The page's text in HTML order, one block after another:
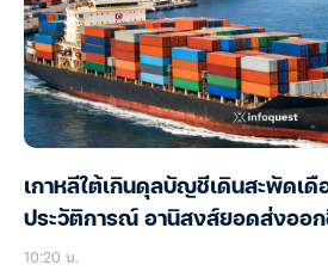
เกาหลีใต้เกินดุลบัญชีเดินสะพัดเดื
ประวัติการณ์ อานิสงส์ยอดส่งออ
10:20 น.